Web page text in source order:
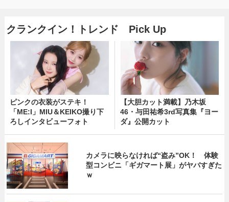
クランクイン！トレンド Pick Up
ピンクの衣装がステキ！
「ME:I」MIU＆KEIKO撮り下
ろしインタビューフォト
【大胆カット満載】乃木坂
46・与田祐希3rd写真集『ヨー
ダ』公開カット
カメラに映らなければ“盗み”OK！ 体験
型コンビニ「ギガマート展」がヤバすぎた
ｗ